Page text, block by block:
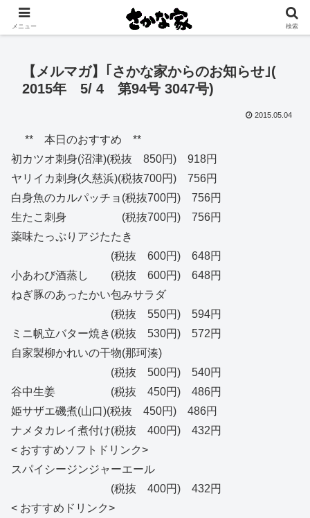
創業大正11年 矢祭町の中心で営む鮮魚店と飲食店
【メルマガ】｢さかな家からのお知らせ｣(
2015年 5/ 4 第94号 3047号)
2015.05.04
** 本日のおすすめ **
初カツオ刺身(沼津)(税抜 850円) 918円
ヤリイカ刺身(久慈浜)(税抜700円) 756円
白身魚のカルパッチョ(税抜700円) 756円
生たこ刺身 (税抜700円) 756円
薬味たっぷりアジたたき
(税抜 600円) 648円
小あわび酒蒸し (税抜 600円) 648円
ねぎ豚のあったかい包みサラダ
(税抜 550円) 594円
ミニ帆立バター焼き(税抜 530円) 572円
自家製柳かれいの干物(那珂湊)
(税抜 500円) 540円
谷中生姜 (税抜 450円) 486円
姫サザエ磯煮(山口)(税抜 450円) 486円
ナメタカレイ煮付け(税抜 400円) 432円
< おすすめソフトドリンク>
スパイシージンジャーエール
(税抜 400円) 432円
< おすすめドリンク>
メニュー 検索